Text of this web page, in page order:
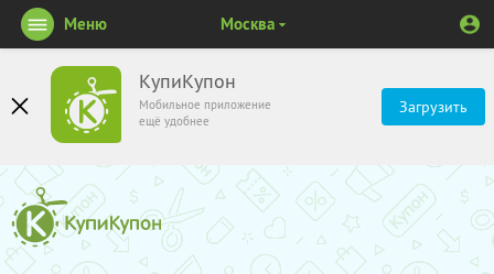
КупиКупон
Мобильное приложение
ещё удобнее
Загрузить
Меню Москва